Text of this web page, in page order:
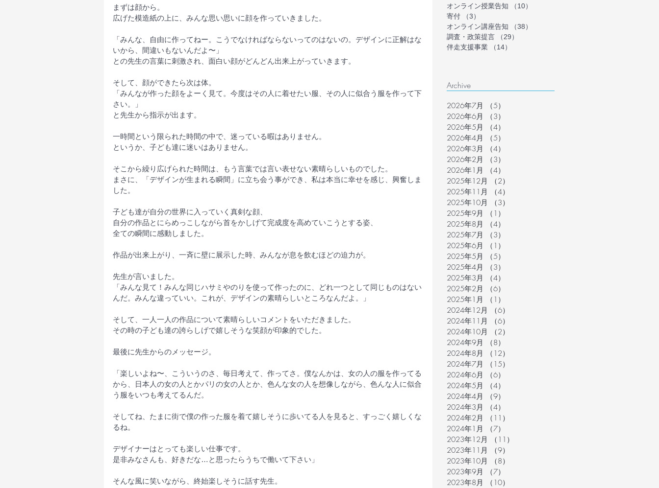
まずは顔から。
広げた模造紙の上に、みんな思い思いに顔を作っていきました。
「みんな、自由に作ってねー。こうでなければならないってのはないの。デザインに正解はな
いから、間違いもないんだよ〜」
との先生の言葉に刺激され、面白い顔がどんどん出来上がっていきます。
そして、顔ができたら次は体。
「みんなが作った顔をよーく見て。今度はその人に着せたい服、その人に似合う服を作って下
さい。」
と先生から指示が出ます。
一時間という限られた時間の中で、迷っている暇はありません。
というか、子ども達に迷いはありません。
そこから繰り広げられた時間は、もう言葉では言い表せない素晴らしいものでした。
まさに、「デザインが生まれる瞬間」に立ち会う事ができ、私は本当に幸せを感じ、興奮しま
した。
子ども達が自分の世界に入っていく真剣な顔、
自分の作品とにらめっこしながら首をかしげて完成度を高めていこうとする姿、
全ての瞬間に感動しました。
作品が出来上がり、一斉に壁に展示した時、みんなが息を飲むほどの迫力が。
先生が言いました。
「みんな見て！みんな同じハサミやのりを使って作ったのに、どれ一つとして同じものはない
んだ。みんな違っていい。これが、デザインの素晴らしいところなんだよ。」
そして、一人一人の作品について素晴らしいコメントをいただきました。
その時の子ども達の誇らしげで嬉しそうな笑顔が印象的でした。
最後に先生からのメッセージ。
「楽しいよね〜、こういうのさ、毎日考えて、作ってさ。僕なんかは、女の人の服を作ってる
から、日本人の女の人とかパリの女の人とか、色んな女の人を想像しながら、色んな人に似合
う服をいつも考えてるんだ。
そしてね、たまに街で僕の作った服を着て嬉しそうに歩いてる人を見ると、すっごく嬉しくな
るね。
デザイナーはとっても楽しい仕事です。
是非みなさんも、好きだな…と思ったらうちで働いて下さい」
そんな風に笑いながら、終始楽しそうに話す先生。
オンライン授業告知
（10）
寄付
（3）
オンライン講座告知
（38）
調査・政策提言
（29）
伴走支援事業
（14）
Archive
2026年7月 （5）
2026年6月
（3）
2026年5月
（4）
2026年4月
（5）
2026年3月
（4）
2026年2月
（3）
2026年1月
（4）
2025年12月
（2）
2025年11月
（4）
2025年10月
（3）
2025年9月
（1）
2025年8月
（4）
2025年7月
（3）
2025年6月
（1）
2025年5月
（5）
2025年4月
（3）
2025年3月
（4）
2025年2月
（6）
2025年1月
（1）
2024年12月
（6）
2024年11月
（6）
2024年10月
（2）
2024年9月
（8）
2024年8月
（12）
2024年7月
（15）
2024年6月
（6）
2024年5月
（4）
2024年4月
（9）
2024年3月
（4）
2024年2月
（11）
2024年1月
（7）
2023年12月
（11）
2023年11月
（9）
2023年10月
（8）
2023年9月
（7）
2023年8月
（10）